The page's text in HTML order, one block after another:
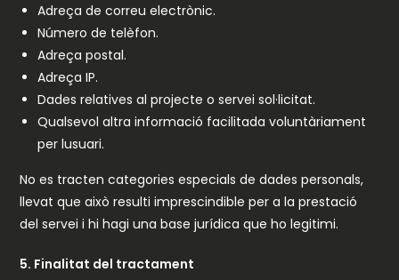
Adreça de correu electrònic.
Número de telèfon.
Adreça postal.
Adreça IP.
Dades relatives al projecte o servei sol·licitat.
Qualsevol altra informació facilitada voluntàriament
per lusuari.
No es tracten categories especials de dades personals,
llevat que això resulti imprescindible per a la prestació
del servei i hi hagi una base jurídica que ho legitimi.
5. Finalitat del tractament